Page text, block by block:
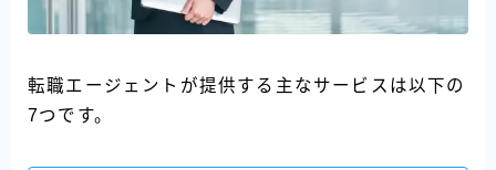
転職エージェントが提供する主なサービスは以下の
7つです。